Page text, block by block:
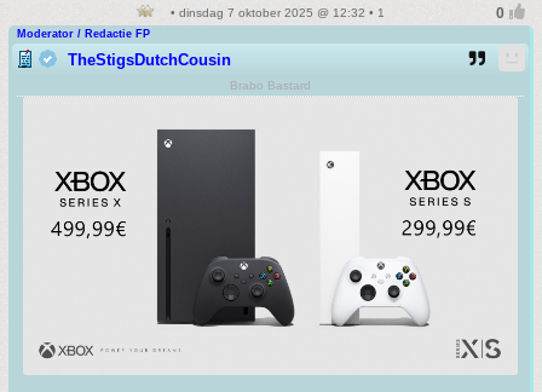
• dinsdag 7 oktober 2025 @ 12:32 • 1
Moderator / Redactie FP
TheStigsDutchCousin
Brabo Bastard